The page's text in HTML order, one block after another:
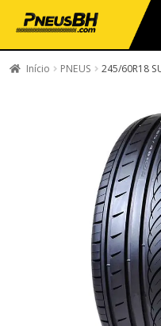
PNEUS EM OFERTA
Início PNEUS 245/60R18